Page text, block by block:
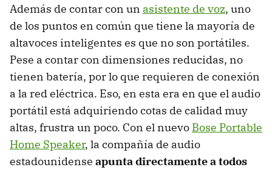
Además de contar con un asistente de voz, uno
de los puntos en común que tiene la mayoría de
altavoces inteligentes es que no son portátiles.
Pese a contar con dimensiones reducidas, no
tienen batería, por lo que requieren de conexión
a la red eléctrica. Eso, en esta era en que el audio
portátil está adquiriendo cotas de calidad muy
altas, frustra un poco. Con el nuevo Bose Portable
Home Speaker, la compañía de audio
estadounidense apunta directamente a todos